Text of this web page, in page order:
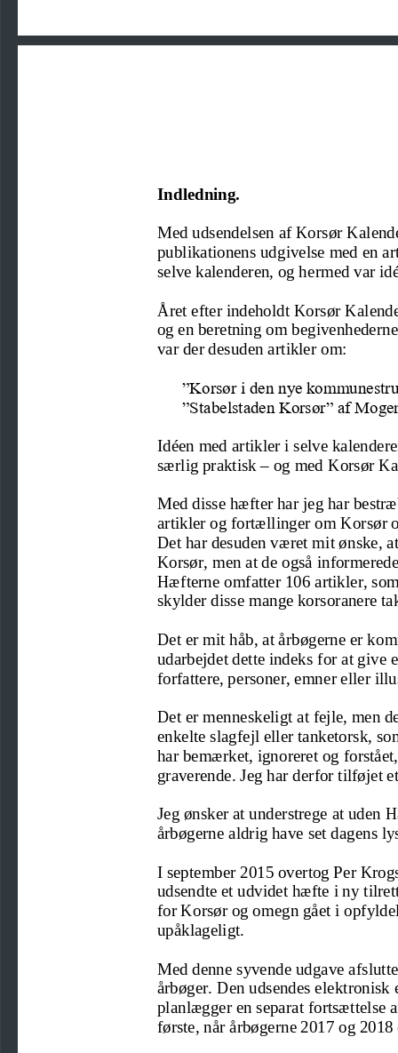
Indledning.
Med udsendelsen af Korsør
publikationens udgivelse med en
selve kalenderen, og hermed var
Året efter indeholdt Korsør K
og en beretning om
var der desuden artikler om:
”Korsør i den nye
”Stabelstaden Korsør” af
Idéen med artikler i selve
særlig praktisk – og med Korsør
Med disse hæfter har jeg har
artikler og fortællinger om Korsør
Det har desuden været mit ønske,
Korsør, men at de også
Hæfterne omfatter 106 artikler,
skylder disse mange korsoranere
Det er mit håb, at årbøgerne er
udarbejdet dette indeks for at
forfattere, personer, emner eller
Det er menneskeligt at fejle, men
enkelte slagfejl eller tanketorsk,
har bemærket, ignoreret og forstået
graverende . Jeg har derfor tilføjet
Jeg ønsker at understrege at uden
årbøgerne aldrig have set dagens
I september 2015 overtog Per
udsendte et udvidet hæfte i ny
for Korsør og omegn gået i
upåklageligt
Med denne syvende udgave afslutte
årbøger. Den udsendes
planlægger en separat fortsættelse
første, når årbøgerne 2017 og